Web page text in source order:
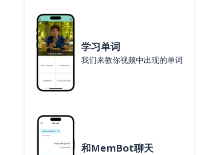
学习单词
我们来教你视频中出现的单词
和MemBot聊天